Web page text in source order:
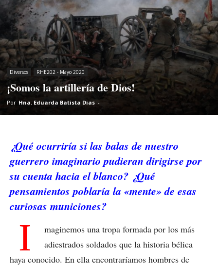
Diversos RHE202 - Mayo 2020
¡Somos la artillería de Dios!
Por Hna. Eduarda Batista Dias -
¿Qué ocurriría si las balas de nuestro
guerrero imaginario pudieran dirigirse por
su cuenta hacia el blanco? ¿Qué
pensamientos poblaría la «mente» de esas
curiosas municiones?
I
maginemos una tropa formada por los más
adiestrados soldados que la historia bélica
haya conocido. En ella encontraríamos hombres de